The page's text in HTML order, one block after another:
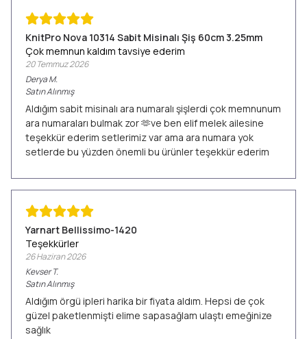
KnitPro Nova 10314 Sabit Misinalı Şiş 60cm 3.25mm
Çok memnun kaldım tavsiye ederim
20 Temmuz 2026
DeryaM.
Satın Alınmış
Aldığım sabit misinalı ara numaralı şişlerdi çok memnunum
ara numaraları bulmak zor 🫶ve ben elif melek ailesine
teşekkür ederim setlerimiz var ama ara numara yok
setlerde bu yüzden önemli bu ürünler teşekkür ederim
Yarnart Bellissimo-1420
Teşekkürler
26 Haziran 2026
Kevser T.
Satın Alınmış
Aldığım örgü ipleri harika bir fiyata aldım. Hepsi de çok
güzel paketlenmişti elime sapasağlam ulaştı emeğinize
sağlık